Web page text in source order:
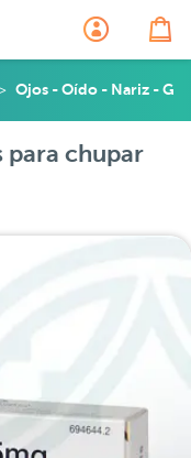
Ojos - Oído - Nariz -
chupar